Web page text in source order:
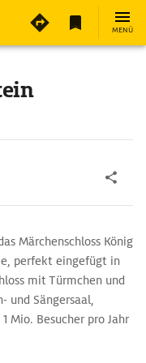
MENÜ
Märchenschloss König
perfekt eingefügt in
mit Türmchen und
und Sängersaal,
Mio. Besucher pro Jahr